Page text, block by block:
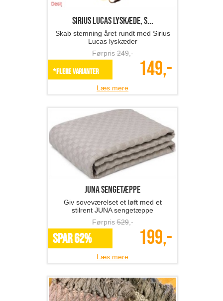
Sirius LUCAS lyskæde, s...
Skab stemning året rundt med Sirius
Lucas lyskæder
Førpris249,-
*Flere varianter 149,-
Læs mere
JUNA sengetæppe
Giv soveværelset et løft med et
stilrent JUNA sengetæppe
Førpris529,-
SPAR 62% 199,-
Læs mere